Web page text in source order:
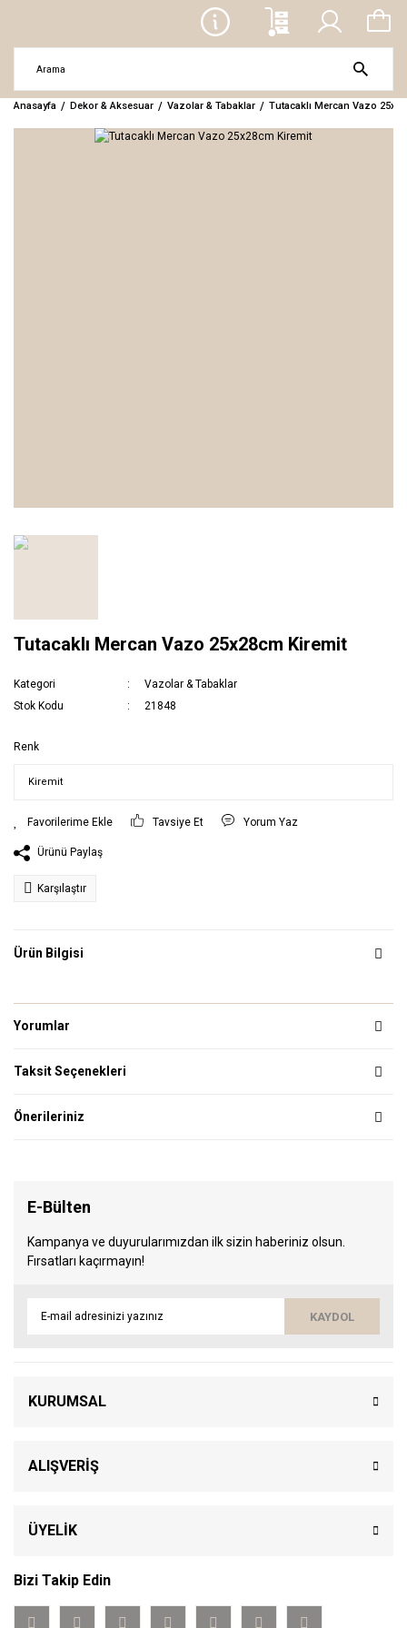
Anasayfa Dekor & Aksesuar Vazolar & Tabaklar Tutacaklı Mercan Vazo
Tutacaklı Mercan Vazo 25x28cm Kiremit
Kategori
Vazolar & Tabaklar
Stok Kodu
21848
Renk
Tavsiye Et Yorum Yaz
Ürünü Paylaş
Karşılaştır
Ürün Bilgisi
Yorumlar
Taksit Seçenekleri
Önerileriniz
E-Bülten
Kampanya ve duyurularımızdan ilk sizin haberiniz olsun.
Fırsatları kaçırmayın!
KAYDOL
KURUMSAL
ALIŞVERİŞ
ÜYELİK
Bizi Takip Edin